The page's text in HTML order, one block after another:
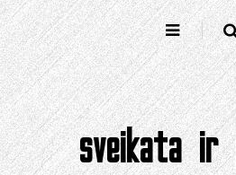
sveikata ir